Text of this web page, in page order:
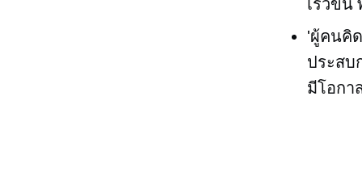
เร็วขึ้น
'ผู้คนคิ
ประสบ
มีโอกา